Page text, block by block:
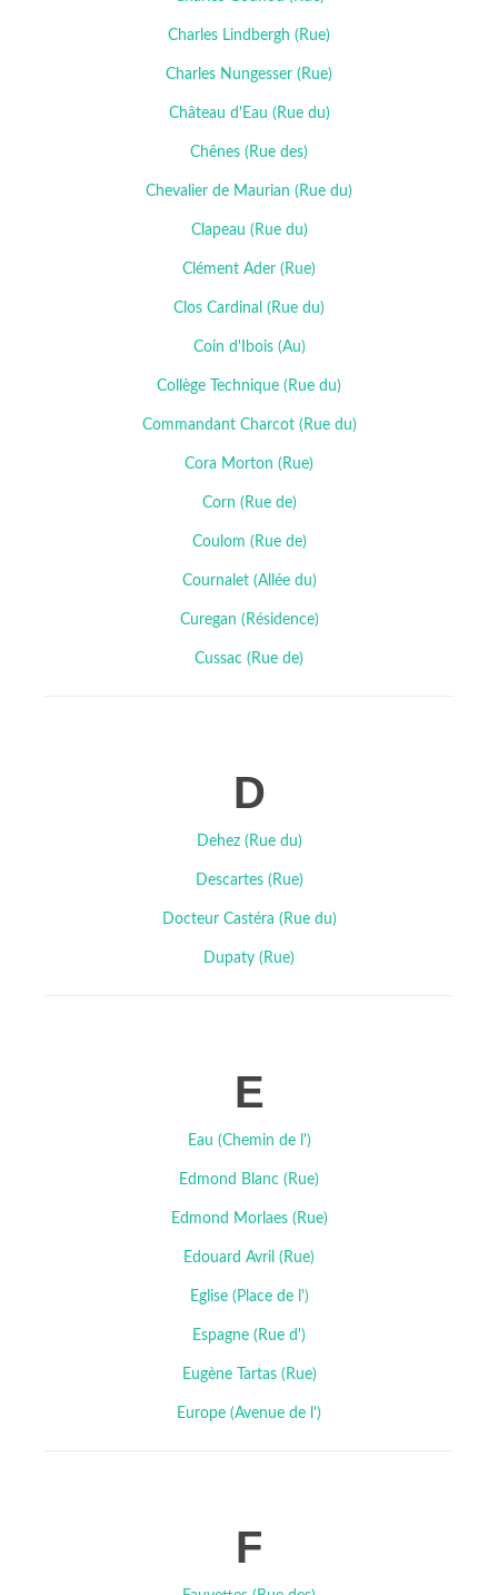
Charles Lindbergh (Rue)
Charles Nungesser (Rue)
Château d'Eau (Rue du)
Chênes (Rue des)
Chevalier de Maurian (Rue du)
Clapeau (Rue du)
Clément Ader (Rue)
Clos Cardinal (Rue du)
Coin d'Ibois (Au)
Collège Technique (Rue du)
Commandant Charcot (Rue du)
Cora Morton (Rue)
Corn (Rue de)
Coulom (Rue de)
Cournalet (Allée du)
Curegan (Résidence)
Cussac (Rue de)
D
Dehez (Rue du)
Descartes (Rue)
Docteur Castéra (Rue du)
Dupaty (Rue)
E
Eau (Chemin de l')
Edmond Blanc (Rue)
Edmond Morlaes (Rue)
Edouard Avril (Rue)
Eglise (Place de l')
Espagne (Rue d')
Eugène Tartas (Rue)
Europe (Avenue de l')
F